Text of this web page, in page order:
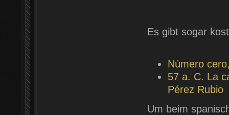
Es gibt sogar
Número
57 a. C. La
Pérez Rubio
Um beim